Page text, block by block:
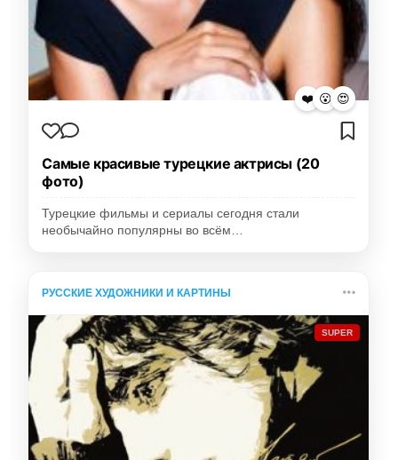
❤️ 😮 😍
Самые красивые турецкие актрисы (20
фото)
Турецкие фильмы и сериалы сегодня стали
необычайно популярны во всём…
РУССКИЕ ХУДОЖНИКИ И КАРТИНЫ
SUPER